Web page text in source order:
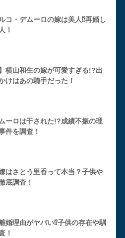
コ・デムーロの嫁は美人⁉︎再婚し
！
横山和生の嫁が可愛すぎる!?出
けはあの騎手だった！
ーロは干された!?成績不振の理
件を調査！
はさとう里香って本当？子供や
底調査！
婚理由がヤバい⁉︎子供の存在や馴
！